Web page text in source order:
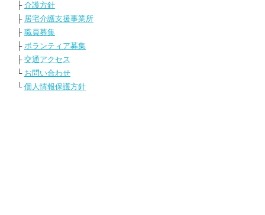
├ 介護方針
├ 居宅介護支援事業所
├ 職員募集
├ ボランティア募集
├ 交通アクセス
└ お問い合わせ
└ 個人情報保護方針